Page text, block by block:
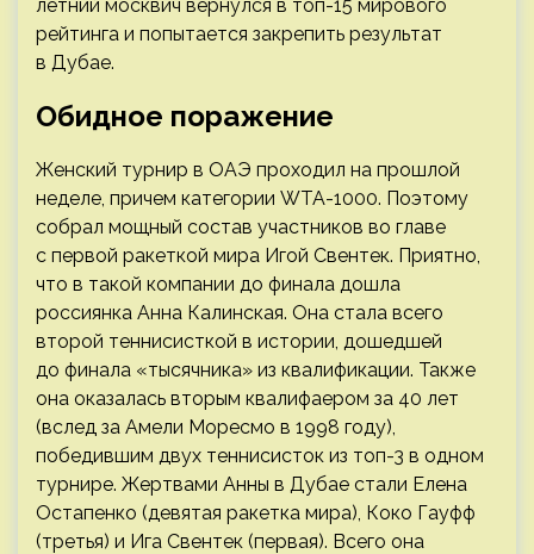
летний москвич вернулся в топ-15 мирового
рейтинга и попытается закрепить результат
в Дубае.
Обидное поражение
Женский турнир в ОАЭ проходил на прошлой
неделе, причем категории WTA-1000. Поэтому
собрал мощный состав участников во главе
с первой ракеткой мира Игой Свентек. Приятно,
что в такой компании до финала дошла
россиянка Анна Калинская. Она стала всего
второй теннисисткой в истории, дошедшей
до финала «тысячника» из квалификации. Также
она оказалась вторым квалифаером за 40 лет
(вслед за Амели Моресмо в 1998 году),
победившим двух теннисисток из топ-3 в одном
турнире. Жертвами Анны в Дубае стали Елена
Остапенко (девятая ракетка мира), Коко Гауфф
(третья) и Ига Свентек (первая). Всего она